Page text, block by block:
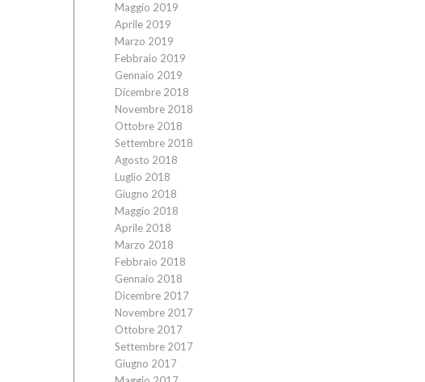
Maggio 2019
Aprile 2019
Marzo 2019
Febbraio 2019
Gennaio 2019
Dicembre 2018
Novembre 2018
Ottobre 2018
Settembre 2018
Agosto 2018
Luglio 2018
Giugno 2018
Maggio 2018
Aprile 2018
Marzo 2018
Febbraio 2018
Gennaio 2018
Dicembre 2017
Novembre 2017
Ottobre 2017
Settembre 2017
Giugno 2017